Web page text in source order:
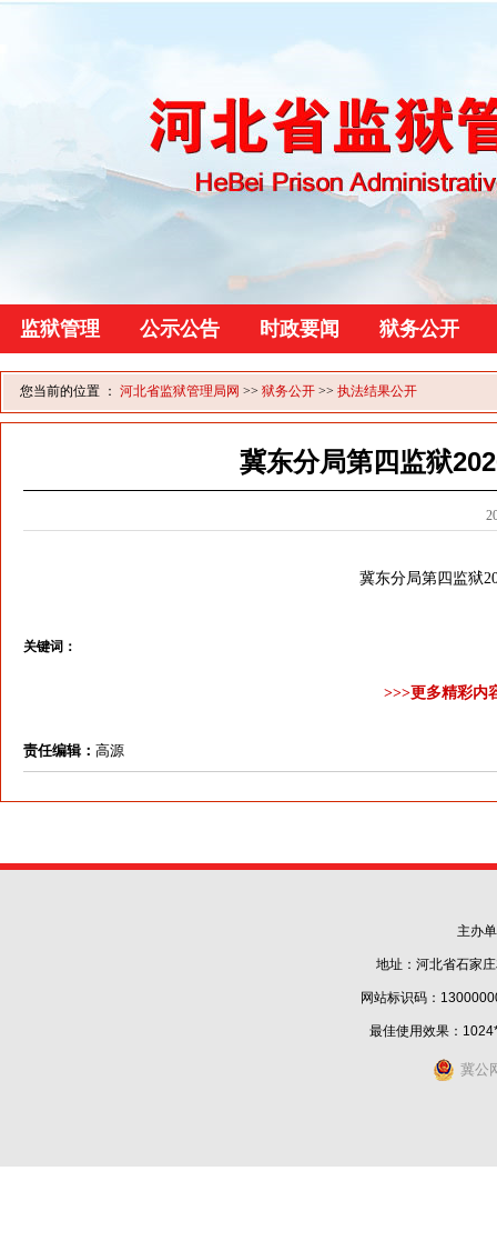
监狱管理 公示公告 时政要闻 狱务公开
您当前的位置 ： 河北省监狱管理局网 >> 狱务公开 >> 执法结果公开
冀东分局第四监狱
冀东分局第四监狱
关键词：
>>>更多精彩内
责任编辑： 高源
主办
地址：河北省石家
网站标识码：
最佳使用效果：
冀公